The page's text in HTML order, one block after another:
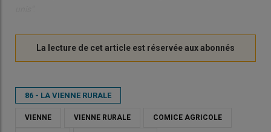
86 - LA VIENNE RURALE
VIENNE VIENNE RURALE COMICE AGRICOLE